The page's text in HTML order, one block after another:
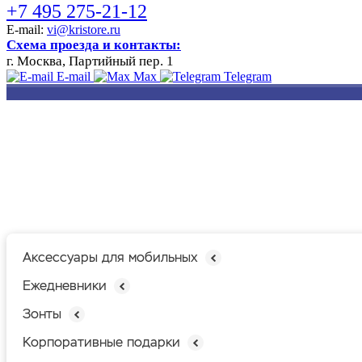
+7 495 275-21-12
E-mail: vi@kristore.ru
Схема проезда и контакты:
г. Москва, Партийный пер. 1
E-mail Max Telegram
Аксессуары для мобильных
Ежедневники
Зонты
Корпоративные подарки